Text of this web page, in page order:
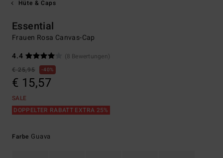
Hüte & Caps
Essential
Frauen Rosa Canvas-Cap
4.4
(8 Bewertungen)
€ 25,95
40%
€ 15,57
SALE
DOPPELTER RABATT EXTRA 25%
Farbe Guava